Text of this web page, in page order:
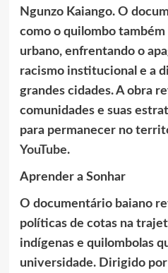
Ngunzo Kaiango. O
como o quilombo
urbano, enfrentando o
racismo institucional e a
grandes cidades. A obra
comunidades e suas
para permanecer no
YouTube.
Aprender a Sonhar
O documentário baiano
políticas de cotas na
indígenas e quilombolas
universidade. Dirigido